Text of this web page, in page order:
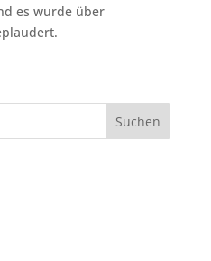
es wurde über